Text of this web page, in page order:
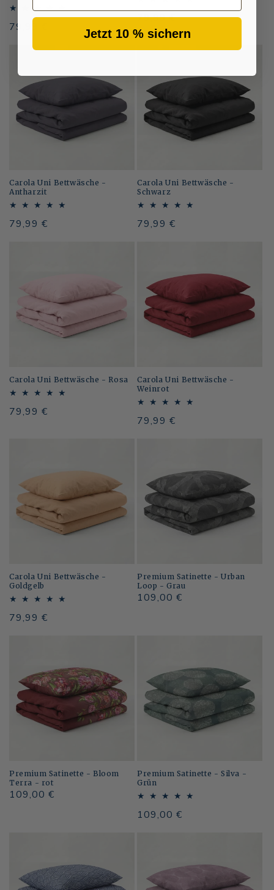
Normaler
79,99 €
Normaler
Preis
79,99 €
Carola Uni Bettwäsche -
Antharzit
Normaler
79,99 €
Carola Uni Bettwäsche -
Schwarz
Normaler
79,99 €
Carola Uni Bettwäsche - Rosa
Normaler
79,99 €
Carola Uni Bettwäsche -
Weinrot
Normaler
79,99 €
Carola Uni Bettwäsche -
Goldgelb
Normaler
79,99 €
Premium Satinette - Urban
Loop - Grau
Normaler
109,00 €
Premium Satinette - Bloom
Terra - rot
Normaler
109,00 €
Premium Satinette - Silva -
Grün
Normaler
109,00 €
Jetzt 10 % sichern